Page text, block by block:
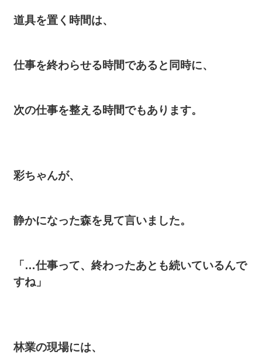
道具を置く時間は、
仕事を終わらせる時間であると同時に、
次の仕事を整える時間でもあります。
彩ちゃんが、
静かになった森を見て言いました。
「…仕事って、終わったあとも続いているんで
すね」
林業の現場には、